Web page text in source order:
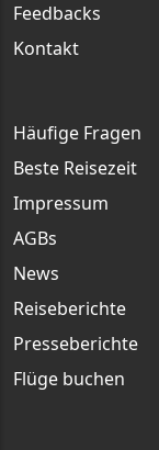
Feedbacks
Kontakt
Häufige Fragen
Beste Reisezeit
Impressum
AGBs
News
Reiseberichte
Presseberichte
Flüge buchen